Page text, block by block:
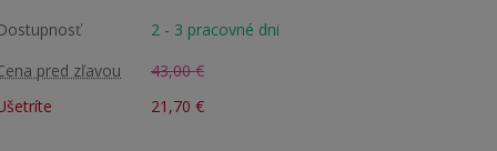
2 - 3 pracovné dni
pred zľavou
43,00 €
21,70 €